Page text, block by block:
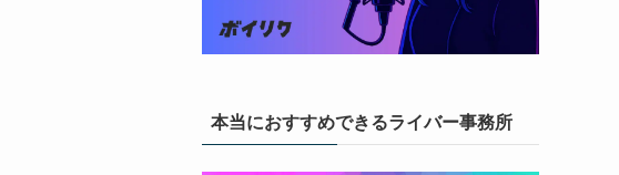
本当におすすめできるライバー事務所